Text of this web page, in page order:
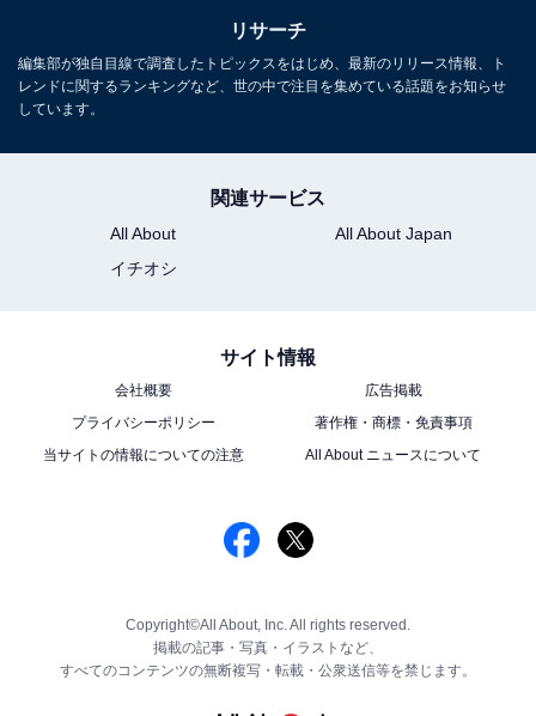
リサーチ
編集部が独自目線で調査したトピックスをはじめ、最新のリリース情報、ト
レンドに関するランキングなど、世の中で注目を集めている話題をお知らせ
しています。
関連サービス
All About
All About Japan
イチオシ
サイト情報
会社概要
広告掲載
プライバシーポリシー
著作権・商標・免責事項
当サイトの情報についての注意
All About ニュースについて
Copyright©All About, Inc. All rights reserved.
掲載の記事・写真・イラストなど、
すべてのコンテンツの無断複写・転載・公衆送信等を禁じます。